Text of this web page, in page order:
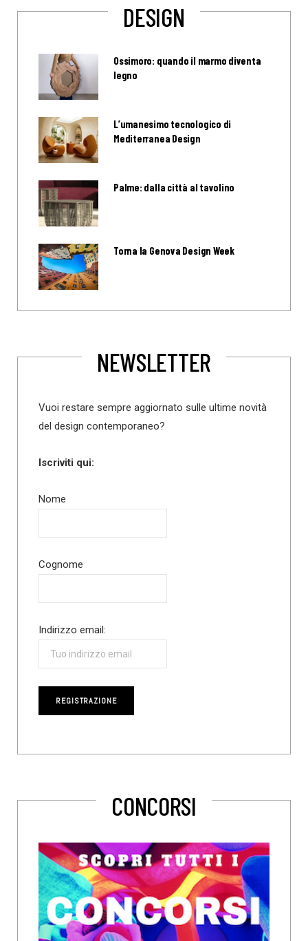
DESIGN
Ossimoro: quando il marmo diventa
legno
L’umanesimo tecnologico di
Mediterranea Design
Palme: dalla città al tavolino
Torna la Genova Design Week
NEWSLETTER
Vuoi restare sempre aggiornato sulle ultime novità
del design contemporaneo?
Iscriviti qui:
Nome
Cognome
Indirizzo email:
CONCORSI